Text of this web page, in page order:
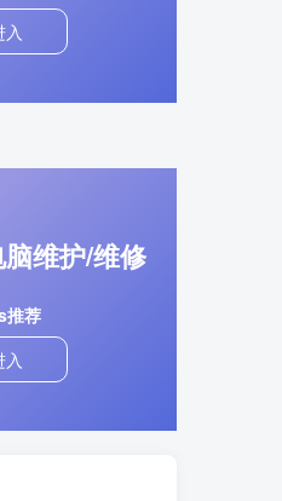
维护/维修
推荐